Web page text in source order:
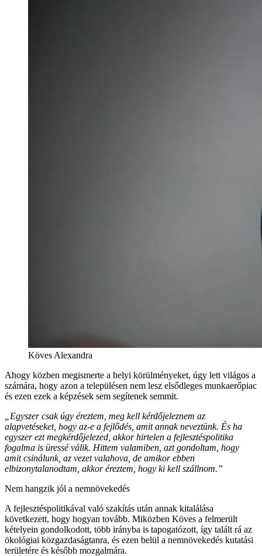
Köves Alexandra
Ahogy közben megismerte a helyi körülményeket, úgy lett világos a
számára, hogy azon a településen nem lesz elsődleges munkaerőpiac
és ezen ezek a képzések sem segítenek semmit.
„Egyszer csak úgy éreztem, meg kell kérdőjeleznem az
alapvetéseket, hogy az-e a fejlődés, amit annak neveztünk. És ha
egyszer ezt megkérdőjelezed, akkor hirtelen a fejlesztéspolitika
fogalma is üressé válik. Hittem valamiben, azt gondoltam, hogy
amit csinálunk, az vezet valahova, de amikor ebben
elbizonytalanodtam, akkor éreztem, hogy ki kell szállnom.”
Nem hangzik jól a nemnövekedés
A fejlesztéspolitikával való szakítás után annak kitalálása
következett, hogy hogyan tovább. Miközben Köves a felmerült
kételyein gondolkodott, több irányba is tapogatózott, így talált rá az
ökológiai közgazdaságtanra, és ezen belül a nemnövekedés kutatási
területére és később mozgalmára.